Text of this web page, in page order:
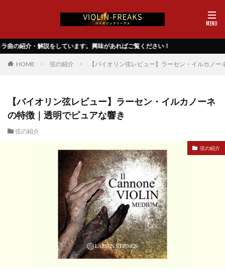
います。興味があればご覧ください！
HOME 弦の紹介 【バイオリン弦レビュー】ラーセン・イルカノ
【バイオリン弦レビュー】ラーセン・イルカノーネ
の特徴｜透明でピュアな響き
弦の紹介
弦の紹介